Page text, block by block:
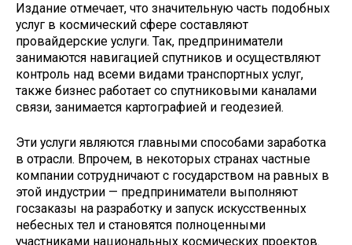
Издание отмечает, что значительную часть подобных
услуг в космический сфере составляют
провайдерские услуги. Так, предприниматели
занимаются навигацией спутников и осуществляют
контроль над всеми видами транспортных услуг,
также бизнес работает со спутниковыми каналами
связи, занимается картографией и геодезией.
Эти услуги являются главными способами заработка
в отрасли. Впрочем, в некоторых странах частные
компании сотрудничают с государством на равных в
этой индустрии — предприниматели выполняют
госзаказы на разработку и запуск искусственных
небесных тел и становятся полноценными
участниками национальных космических проектов.